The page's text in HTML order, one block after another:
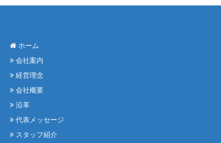
ホーム
会社案内
経営理念
会社概要
沿革
代表メッセージ
スタッフ紹介